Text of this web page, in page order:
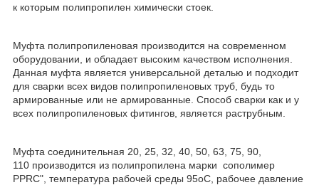
к которым полипропилен химически стоек.
Муфта полипропиленовая производится на современном
оборудовании, и обладает высоким качеством исполнения.
Данная муфта является универсальной деталью и подходит
для сварки всех видов полипропиленовых труб, будь то
армированные или не армированные. Способ сварки как и у
всех полипропиленовых фитингов, является раструбным.
Муфта соединительная 20, 25, 32, 40, 50, 63, 75, 90,
110 производится из полипропилена марки сополимер
PPRC", температура рабочей среды 95оС, рабочее давление